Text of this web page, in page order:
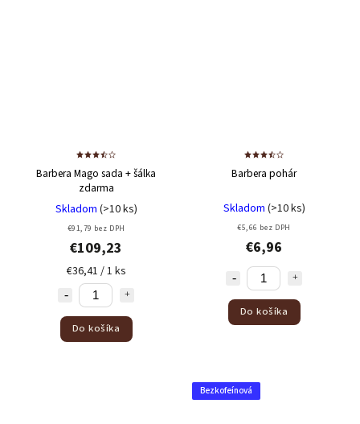
Barbera Mago sada + šálka
zdarma
Skladom (>10 ks)
€91,79 bez DPH
€109,23
€36,41 / 1 ks
Do košíka
Barbera pohár
Skladom (>10 ks)
€5,66 bez DPH
€6,96
Do košíka
Bezkofeínová